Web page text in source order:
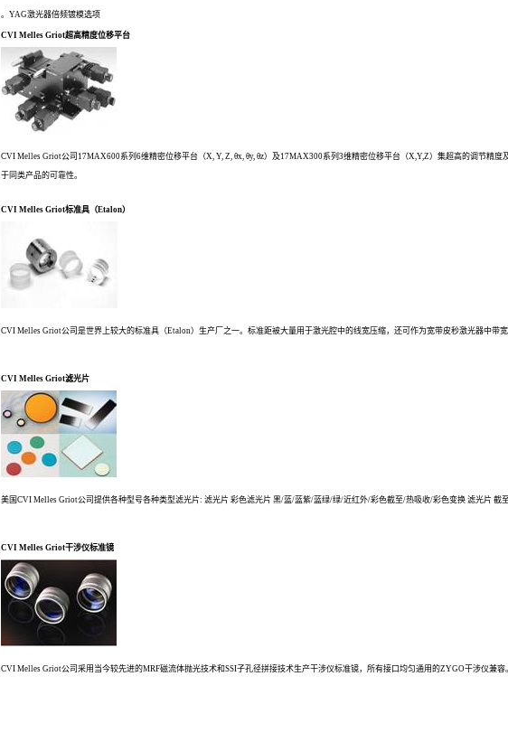
。YAG激光器倍频镀模选项
CVI Melles Griot超高精度位移平台
CVI Melles Griot公司17MAX600系列6维精密位移平台（X, Y, Z, θx, θy, θz）及17MAX300系列3维精密位移平台（X,Y,Z）集超高的调节精
于同类产品的可靠性。
CVI Melles Griot标准具（Etalon）
CVI Melles Griot公司是世界上较大的标准具（Etalon）生产厂之一。标准距被大量用于激光腔中的线宽压缩，还可作为宽带皮秒激光器中带
CVI Melles Griot滤光片
美国CVI Melles Griot公司提供各种型号各种类型滤光片: 滤光片 彩色滤光片 黑/蓝/蓝紫/蓝绿/绿/近红外/彩色截至/热吸收/彩色变换 滤光片 截
CVI Melles Griot干涉仪标准镜
CVI Melles Griot公司采用当今较先进的MRF磁流体抛光技术和SSI子孔径拼接技术生产干涉仪标准镜，所有接口均匀通用的ZYGO干涉仪兼容。